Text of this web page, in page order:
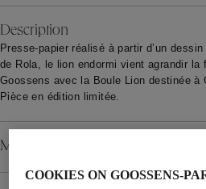
Description
Presse-papier réalisé à partir d’un
de Rola, le lion endormi vient agrandir la
Goossens avec la Boule Lion destinée à
Pièce en édition limitée.
Matériau
COOKIES ON GOOSSENS-